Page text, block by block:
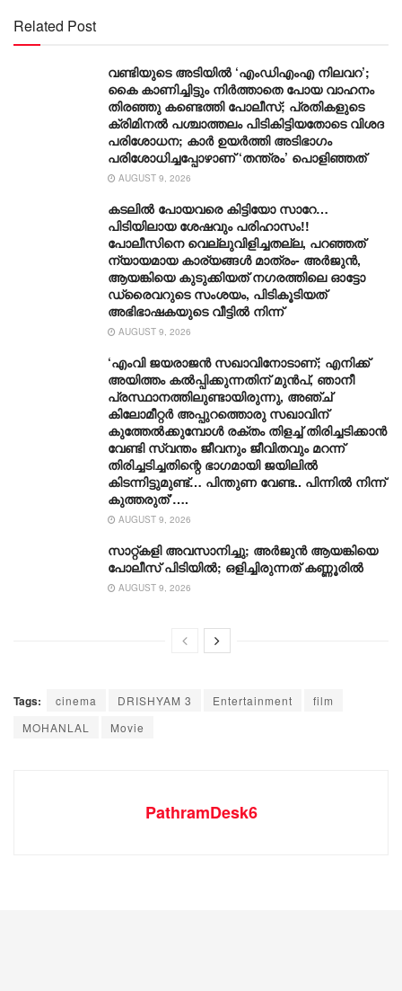
Related Post
വണ്ടിയുടെ അടിയിൽ ‘എംഡിഎംഎ നിലവറ’;
കൈ കാണിച്ചിട്ടും നിർത്താതെ പോയ വാഹനം
തിരഞ്ഞു കണ്ടെത്തി പോലീസ്; പ്രതികളുടെ
ക്രിമിനൽ പശ്ചാത്തലം പിടികിട്ടിയതോടെ വിശദ
പരിശോധന; കാർ ഉയർത്തി അടിഭാഗം
പരിശോധിച്ചപ്പോഴാണ് ‘തന്ത്രം’ പൊളിഞ്ഞത്
AUGUST 9, 2026
കടലിൽ പോയവരെ കിട്ടിയോ സാറേ…
പിടിയിലായ ശേഷവും പരിഹാസം!!
പോലീസിനെ വെല്ലുവിളിച്ചതല്ല, പറഞ്ഞത്
ന്യായമായ കാര്യങ്ങൾ മാത്രം- അർജുൻ,
ആയങ്കിയെ കുടുക്കിയത് ന​ഗരത്തിലെ ഓട്ടോ
ഡ്രൈവറുടെ സംശയം, പിടികൂടിയത്
അഭിഭാഷകയുടെ വീട്ടിൽ നിന്ന്
AUGUST 9, 2026
‘എംവി ജയരാജൻ സഖാവിനോടാണ്; എനിക്ക്
അയിത്തം കൽപ്പിക്കുന്നതിന് മുൻപ്, ഞാനീ
പ്രസ്ഥാനത്തിലുണ്ടായിരുന്നു, അഞ്ച്
കിലോമീറ്റർ അപ്പുറത്തൊരു സഖാവിന്
കുത്തേൽക്കുമ്പോൾ രക്തം തിളച്ച് തിരിച്ചടിക്കാൻ
വേണ്ടി സ്വന്തം ജീവനും ജീവിതവും മറന്ന്
തിരിച്ചടിച്ചതിന്റെ ഭാഗമായി ജയിലിൽ
കിടന്നിട്ടുമുണ്ട്… പിന്തുണ വേണ്ട.. പിന്നിൽ നിന്ന്
കുത്തരുത്’….
AUGUST 9, 2026
സാറ്റ്കളി അവസാനിച്ചു; അർജുൻ ആയങ്കിയെ
പോലീസ് പിടിയിൽ; ഒളിച്ചിരുന്നത് കണ്ണൂരിൽ
AUGUST 9, 2026
Tags: cinema DRISHYAM 3 Entertainment
film
MOHANLAL
Movie
PathramDesk6